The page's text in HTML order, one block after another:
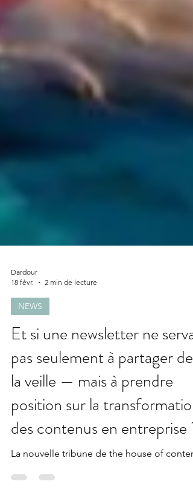
Dardour
18 févr.
2 min de lecture
NEWS
Et si une newsletter ne servait
pas seulement à partager de
la veille — mais à prendre
position sur la transformation